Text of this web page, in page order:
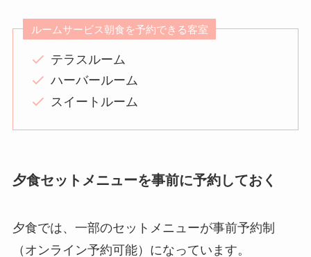
ルームサービス朝食を予約できる客室
テラスルーム
ハーバールーム
スイートルーム
夕食セットメニューを事前に予約しておく
夕食では、一部のセットメニューが事前予約制
（オンライン予約可能）になっています。